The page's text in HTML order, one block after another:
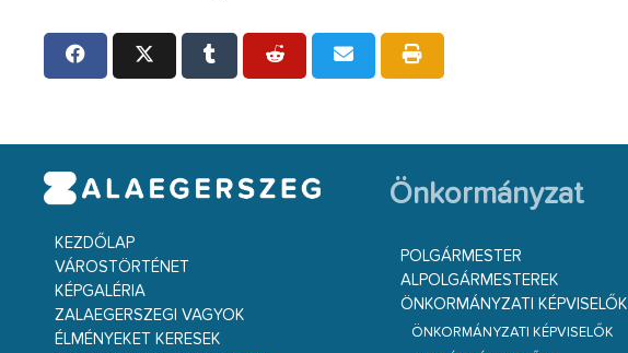
KEZDŐLAP
VÁROSTÖRTÉNET
KÉPGALÉRIA
ZALAEGERSZEGI VAGYOK
ÉLMÉNYEKET KERESEK
Önkormányzat
POLGÁRMESTER
ALPOLGÁRMESTEREK
ÖNKORMÁNYZATI KÉPVISELŐK
ÖNKORMÁNYZATI KÉPVISELŐK